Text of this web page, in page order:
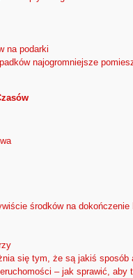
na podarki
najogromniejsze
środków na dokończenie
się tym, że są jakiś sposób
– jak sprawić, aby